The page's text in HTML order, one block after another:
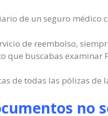
de un seguro
de reembolso,
que buscabas examinar
de todas las pólizas
no